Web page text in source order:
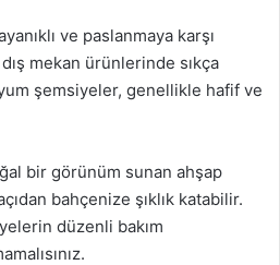
ve paslanmaya karşı
mekan ürünlerinde sıkça
şemsiyeler, genellikle hafif ve
bir görünüm sunan ahşap
bahçenize şıklık katabilir.
düzenli bakım